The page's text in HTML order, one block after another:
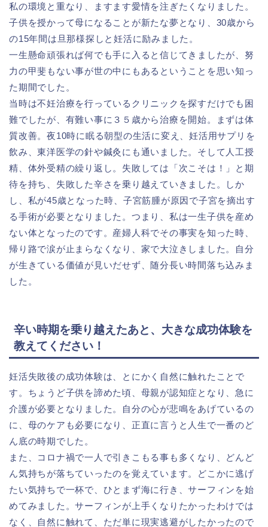
私の環境と重なり、ますます愛情を注ぎたくなりました。
子供を授かって母になることが新たな夢となり、30歳から
の15年間は旦那様探しと妊活に励みました。
一生懸命頑張れば何でも手に入ると信じてきましたが、努
力の甲斐もない事が世の中にもあるということを思い知っ
た期間でした。
当時は不妊治療を行っているクリニックを探すだけでも困
難でしたが、有難い事に３５歳から治療を開始。まずは体
質改善。夜10時に眠る朝型の生活に変え、妊活用サプリを
飲み、東洋医学の針や鍼灸にも通いました。そして人工授
精、体外受精の繰り返し。失敗しては「次こそは！」と期
待を持ち、失敗した辛さを乗り越えていきました。しか
し、私が45歳となった時、子宮筋腫が原因で子宮を摘出す
る手術が必要となりました。つまり、私は一生子供を産め
ない体となったのです。産婦人科でその事実を知った時、
帰り路で涙が止まらなくなり、家で大泣きしました。自分
が生きている価値が見いだせず、随分長い時間落ち込みま
した。
辛い時期を乗り越えたあと、大きな成功体験を
教えてください！
妊活失敗後の成功体験は、とにかく自然に触れたことで
す。ちょうど子供を諦めた頃、母親が認知症となり、急に
介護が必要となりました。自分の心が悲鳴をあげているの
に、母のケアも必要になり、正直に言うと人生で一番のど
ん底の時期でした。
また、コロナ禍で一人で引きこもる事も多くなり、どんど
ん気持ちが落ちていったのを覚えています。どこかに逃げ
たい気持ちで一杯で、ひとまず海に行き、サーフィンを始
めてみました。サーフィンが上手くなりたかったわけでは
なく、自然に触れて、ただ単に現実逃避がしたかったので